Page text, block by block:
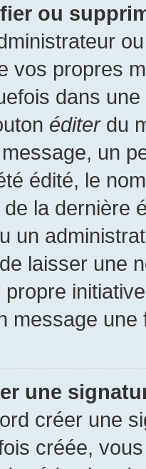
ou
vos propres
dans
éditerdu
un
édité, le
de la dernière
un
laisser une
message une
une
créer une
créée,